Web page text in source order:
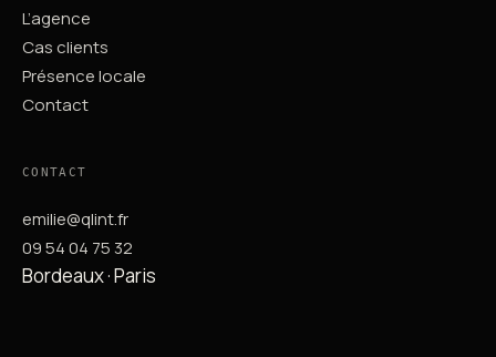
L’agence
Cas clients
Présence locale
Contact
CONTACT
emilie@qlint.fr
09 54 04 75 32
Bordeaux · Paris